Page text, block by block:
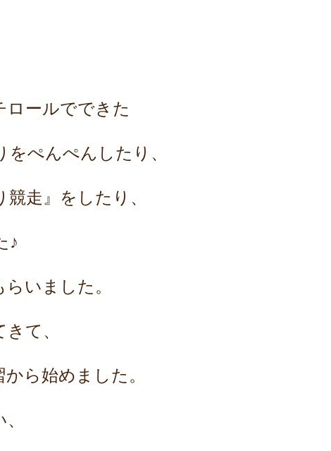
ールでできた
をぺんぺんしたり、
走』をしたり、
♪
いました。
て、
ら始めました。